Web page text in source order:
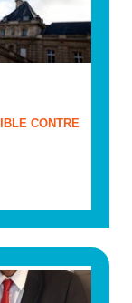
CONTRE